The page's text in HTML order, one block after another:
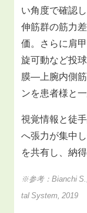
い角度で確認
伸筋群の筋力
価。さらに肩
旋可動など投
膜—上腕内側
ンを患者様と
視覚情報と徒
へ張力が集中
を共有し、納
※参考：Bianchi
tal System, 2019